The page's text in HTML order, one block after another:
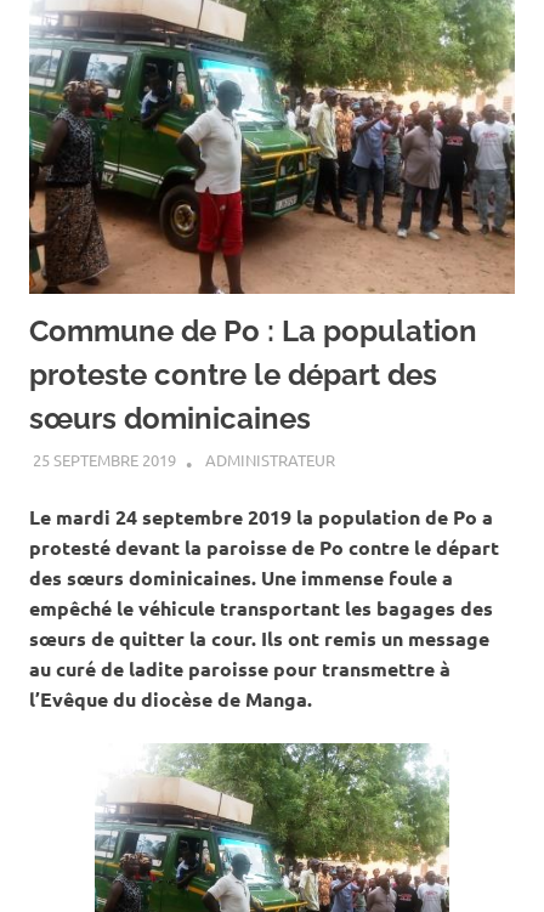
Commune de Po : La population
proteste contre le départ des
sœurs dominicaines
25 SEPTEMBRE 2019 ADMINISTRATEURACTUALITÉ
Le mardi 24 septembre 2019 la population de Po a
protesté devant la paroisse de Po contre le départ
des sœurs dominicaines. Une immense foule a
empêché le véhicule transportant les bagages des
sœurs de quitter la cour. Ils ont remis un message
au curé de ladite paroisse pour transmettre à
l’Evêque du diocèse de Manga.